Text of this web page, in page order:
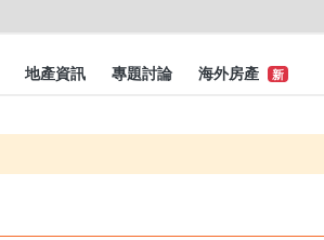
地產資訊 專題討論 海外房產 新